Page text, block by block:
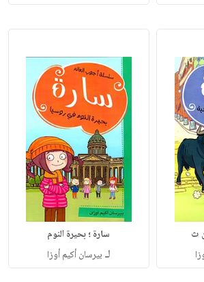
ث سارة ؛ بحيرة النوم
لـ بيرسان أكيم أوزا